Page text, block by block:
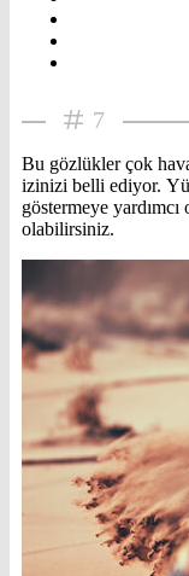
7
Bu gözlükler çok
izinizi belli ediyor.
göstermeye yardımcı
olabilirsiniz.